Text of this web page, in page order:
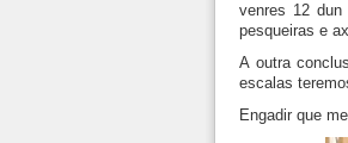
venres 12
pesqueiras e
A outra
escalas
Engadir que